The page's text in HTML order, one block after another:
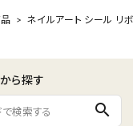
・ フォイル・箔
（シェルズコート）
ネイルアート シール リボ
ら探す
search